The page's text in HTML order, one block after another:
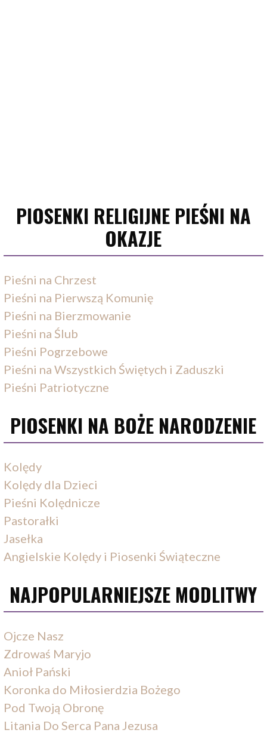
PIOSENKI RELIGIJNE PIEŚNI NA
OKAZJE
Pieśni na Chrzest
Pieśni na Pierwszą Komunię
Pieśni na Bierzmowanie
Pieśni na Ślub
Pieśni Pogrzebowe
Pieśni na Wszystkich Świętych i Zaduszki
Pieśni Patriotyczne
PIOSENKI NA BOŻE NARODZENIE
Kolędy
Kolędy dla Dzieci
Pieśni Kolędnicze
Pastorałki
Jasełka
Angielskie Kolędy i Piosenki Świąteczne
NAJPOPULARNIEJSZE MODLITWY
Ojcze Nasz
Zdrowaś Maryjo
Anioł Pański
Koronka do Miłosierdzia Bożego
Pod Twoją Obronę
Litania Do Serca Pana Jezusa